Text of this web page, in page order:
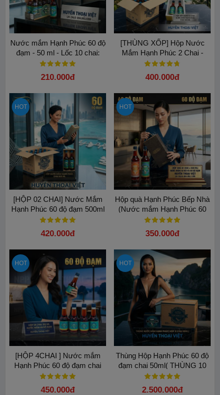
Nước mắm Hạnh Phúc 60 độ
đạm - 50 ml - Lốc 10 chai:
Tinh túy nước mắm Phú
Quốc
210.000đ
[THÙNG XỐP] Hộp Nước
Mắm Hạnh Phúc 2 Chai -
500ml
400.000đ
HOT
[HỘP 02 CHAI] Nước Mắm
Hạnh Phúc 60 độ đạm 500ml
420.000đ
HOT
Hộp quà Hạnh Phúc Bếp Nhà
(Nước mắm Hạnh Phúc 60
và 40 độ đạm - 2 chai 500 ml)
cao cấp
350.000đ
HOT
[HỘP 4CHAI ] Nước mắm
Hạnh Phúc 60 độ đạm chai
250ml
450.000đ
HOT
Thùng Hộp Hạnh Phúc 60 độ
đạm chai 50ml( THÙNG 10
HỘP)
2.500.000đ